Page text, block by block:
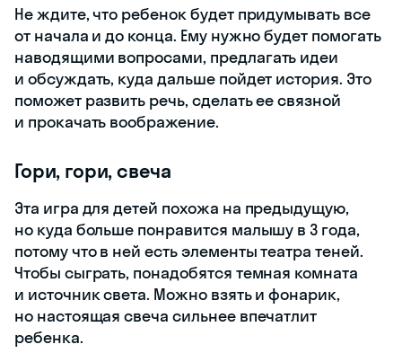
Не ждите, что ребенок будет придумывать все
от начала и до конца. Ему нужно будет помогать
наводящими вопросами, предлагать идеи
и обсуждать, куда дальше пойдет история. Это
поможет развить речь, сделать ее связной
и прокачать воображение.
Гори, гори, свеча
Эта игра для детей похожа на предыдущую,
но куда больше понравится малышу в 3 года,
потому что в ней есть элементы театра теней.
Чтобы сыграть, понадобятся темная комната
и источник света. Можно взять и фонарик,
но настоящая свеча сильнее впечатлит
ребенка.